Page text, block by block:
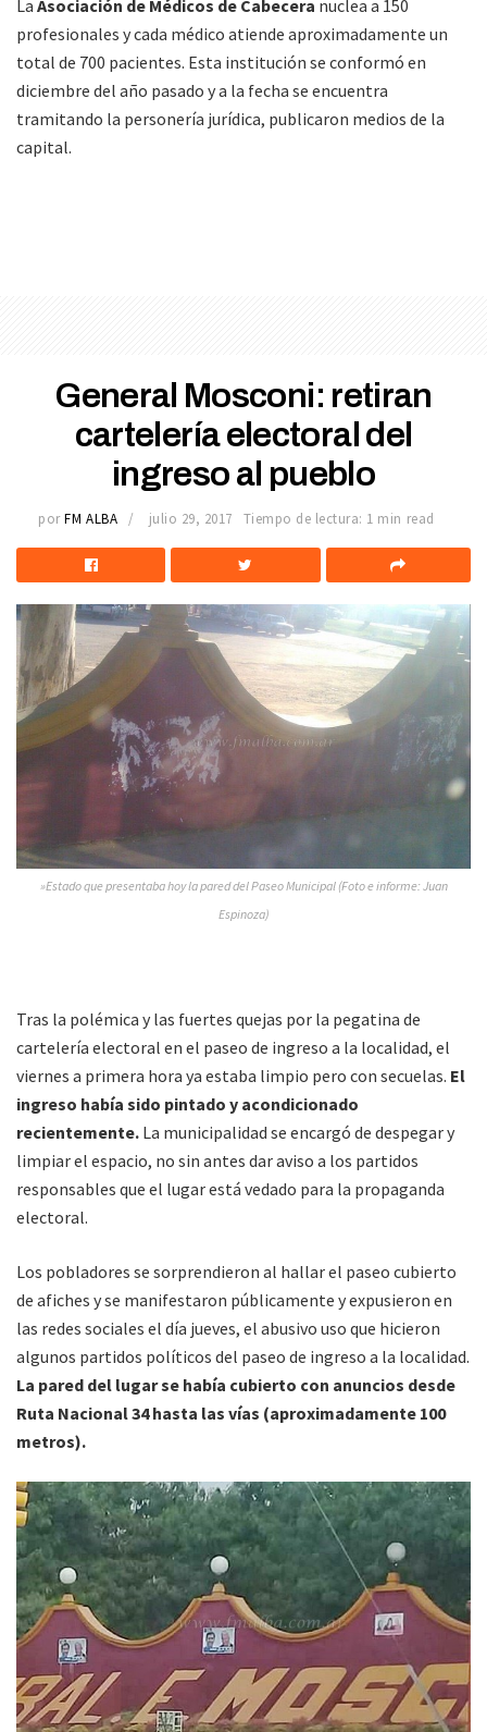
La Asociación de Médicos de Cabecera nuclea a 150
profesionales y cada médico atiende aproximadamente un
total de 700 pacientes. Esta institución se conformó en
diciembre del año pasado y a la fecha se encuentra
tramitando la personería jurídica, publicaron medios de la
capital.
General Mosconi: retiran
cartelería electoral del
ingreso al pueblo
por FM ALBA julio 29, 2017 Tiempo de lectura: 1 min read
»Estado que presentaba hoy la pared del Paseo Municipal (Foto e informe: Juan
Espinoza)
Tras la polémica y las fuertes quejas por la pegatina de
cartelería electoral en el paseo de ingreso a la localidad, el
viernes a primera hora ya estaba limpio pero con secuelas. El
ingreso había sido pintado y acondicionado
recientemente. La municipalidad se encargó de despegar y
limpiar el espacio, no sin antes dar aviso a los partidos
responsables que el lugar está vedado para la propaganda
electoral.
Los pobladores se sorprendieron al hallar el paseo cubierto
de afiches y se manifestaron públicamente y expusieron en
las redes sociales el día jueves, el abusivo uso que hicieron
algunos partidos políticos del paseo de ingreso a la localidad.
La pared del lugar se había cubierto con anuncios desde
Ruta Nacional 34 hasta las vías (aproximadamente 100
metros).